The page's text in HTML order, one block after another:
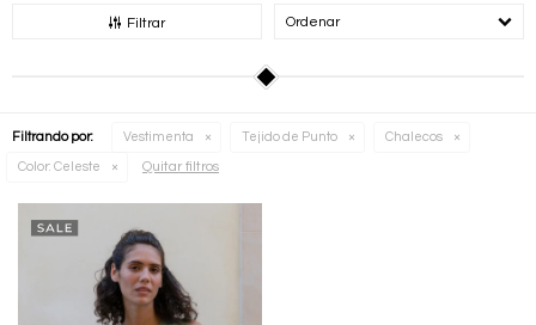
Filtrar Recomendados
Filtrando por: Vestimenta Tejido de Punto Chalecos
Color: Celeste Quitar filtros